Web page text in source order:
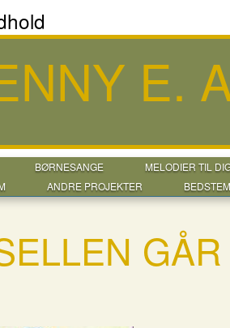
E.
BØRNESANGE
MELODIER TIL
ANDRE PROJEKTER